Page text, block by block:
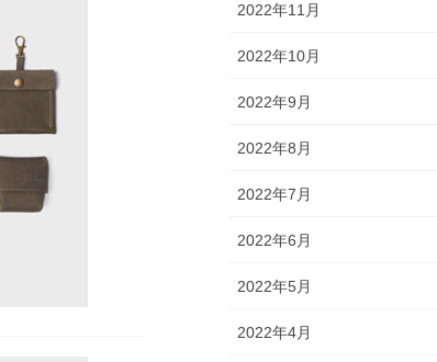
2022年11月
2022年10月
2022年9月
2022年8月
2022年7月
2022年6月
2022年5月
2022年4月